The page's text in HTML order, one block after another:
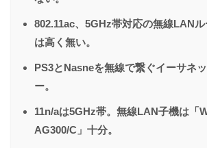
802.11ac、5GHz帯対応の無線LANル
は高く無い。
PS3とNasneを無線で繋ぐイーサネ
ー。
11n/aは5GHz帯。無線LAN子機は「
AG300/C」十分。